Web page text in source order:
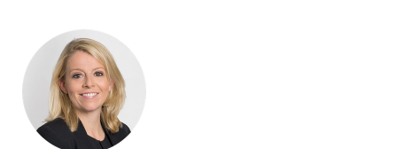
Insolvenz
Steuerrecht
Versicherungsrecht